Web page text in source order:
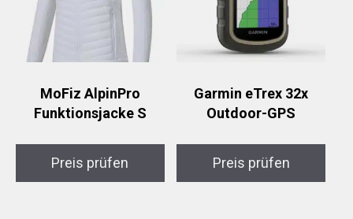
MoFiz AlpinPro
Funktionsjacke S
Preis prüfen
Garmin eTrex 32x
Outdoor-GPS
Preis prüfen